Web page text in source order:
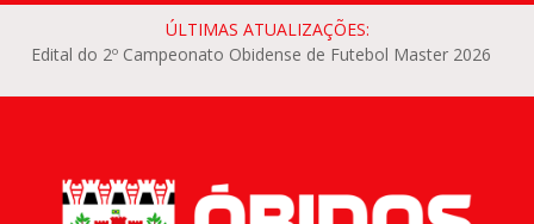
ÚLTIMAS ATUALIZAÇÕES:
Edital do 2º Campeonato Obidense de Futebol Master 2026